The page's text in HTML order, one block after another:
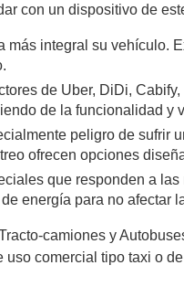
con un dispositivo de
integral su vehículo.
de Uber, DiDi,
de la funcionalidad y
peligro de sufrir
ofrecen opciones
que responden a
energía para no afectar
camiones y
comercial tipo taxi o